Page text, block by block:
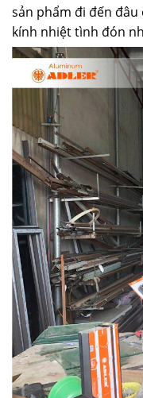
sản phẩm đi đến
kính nhiệt tình đón